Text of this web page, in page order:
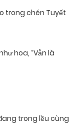
trong chén Tuyết
hoa, “Vẫn là
trong lều cùng